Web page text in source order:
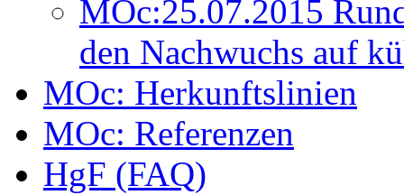
MOc:25.07.2015
den Nachwuchs auf
MOc: Herkunftslinien
MOc: Referenzen
HgF (FAQ)